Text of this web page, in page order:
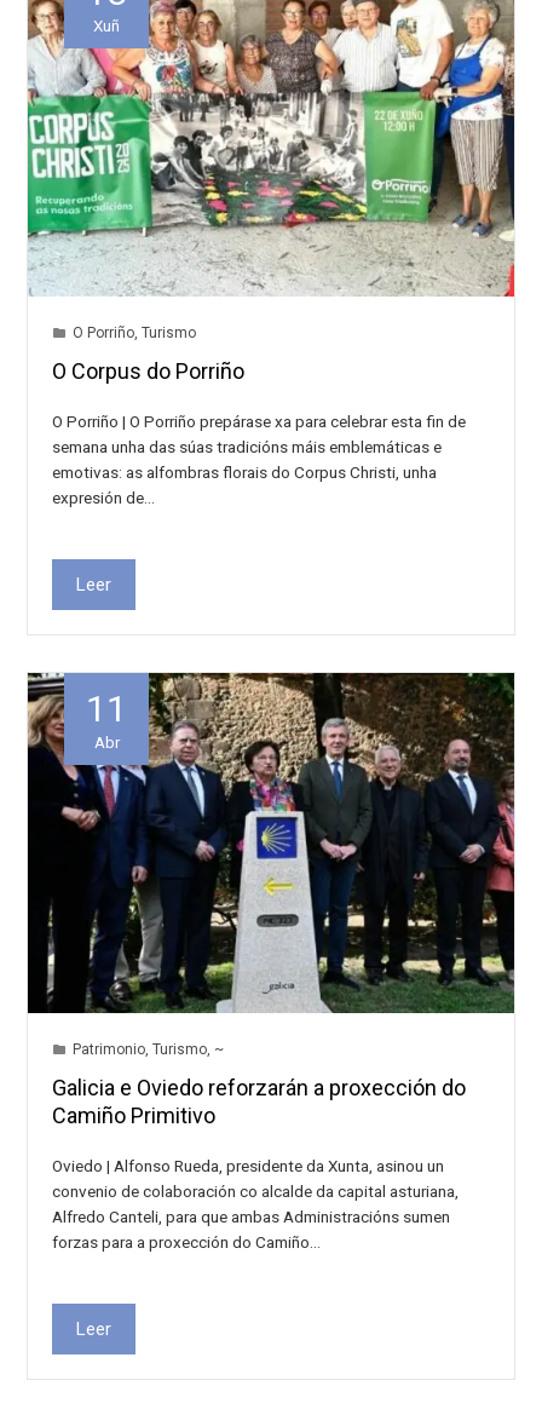
Xuñ
O Porriño,Turismo
O Corpus do Porriño
O Porriño | O Porriño prepárase xa para celebrar esta fin de
semana unha das súas tradicións máis emblemáticas e
emotivas: as alfombras florais do Corpus Christi, unha
expresión de…
Leer
11
Abr
Patrimonio,Turismo, ~
Galicia e Oviedo reforzarán a proxección do
Camiño Primitivo
Oviedo | Alfonso Rueda, presidente da Xunta, asinou un
convenio de colaboración co alcalde da capital asturiana,
Alfredo Canteli, para que ambas Administracións sumen
forzas para a proxección do Camiño…
Leer